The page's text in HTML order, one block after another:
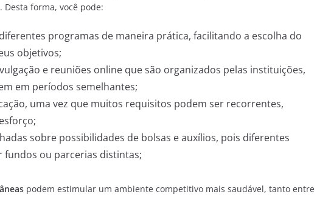
forma, você pode:
programas de maneira prática, facilitando a escolha do
objetivos;
e reuniões online que são organizados pelas instituições,
em períodos semelhantes;
uma vez que muitos requisitos podem ser recorrentes,
sobre possibilidades de bolsas e auxílios, pois diferentes
ou parcerias distintas;
podem estimular um ambiente competitivo mais saudável, tanto entre